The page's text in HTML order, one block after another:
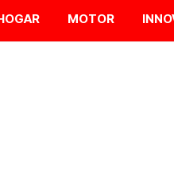
MOTOR